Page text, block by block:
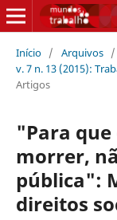
Início / Arquivos /
v. 7 n. 13 (2015):
Artigos
"Para
morrer,
pública":
direitos